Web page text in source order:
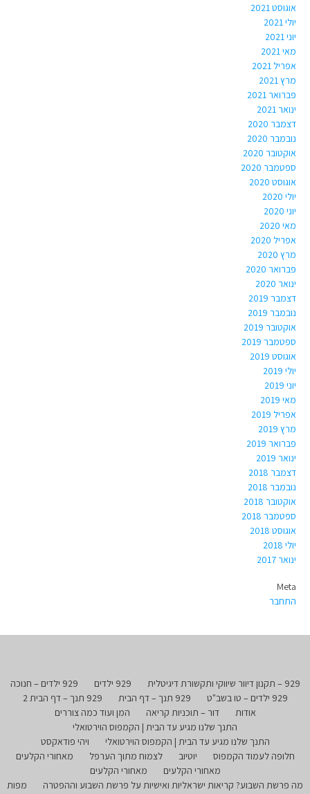
אוגוסט 2021
יולי 2021
יוני 2021
מאי 2021
אפריל 2021
מרץ 2021
פברואר 2021
ינואר 2021
דצמבר 2020
נובמבר 2020
אוקטובר 2020
ספטמבר 2020
אוגוסט 2020
יולי 2020
יוני 2020
מאי 2020
אפריל 2020
מרץ 2020
פברואר 2020
ינואר 2020
דצמבר 2019
נובמבר 2019
אוקטובר 2019
ספטמבר 2019
אוגוסט 2019
יולי 2019
יוני 2019
מאי 2019
אפריל 2019
מרץ 2019
פברואר 2019
ינואר 2019
דצמבר 2018
נובמבר 2018
אוקטובר 2018
ספטמבר 2018
אוגוסט 2018
יולי 2018
ינואר 2017
Meta
התחבר
929 – תקנון דיוור שיווקי ותקשורת דיגיטלית 929 ילדים
929 ילדים – חנוכה
929 ילדים – טו בשב"ט
929 תנך – דף הבית
929 תנך – דף הבית 2
אודות
דור – תוכניות קריאה
המן ועוד כמה צוררים
התנך שלנו מגיע עד הבית | הקמפוס הוירטואלי
התנך שלנו מגיע עד הבית | הקמפוס הוירטואלי
ויהי פודאקסט
חלופה לעמוד הקמפוס
יוטיוב לצמוח מתוך הערפל
מאחורי הקלעים
מאחורי הקלעים
מאחורי הקלעים
מה פרשת השבוע? קריאות ישראליות ואישיות על פרשת השבוע וההפטרה
מפות